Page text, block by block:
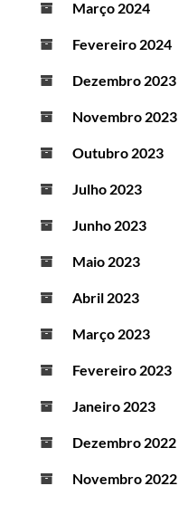
Março 2024
Fevereiro 2024
Dezembro 2023
Novembro 2023
Outubro 2023
Julho 2023
Junho 2023
Maio 2023
Abril 2023
Março 2023
Fevereiro 2023
Janeiro 2023
Dezembro 2022
Novembro 2022